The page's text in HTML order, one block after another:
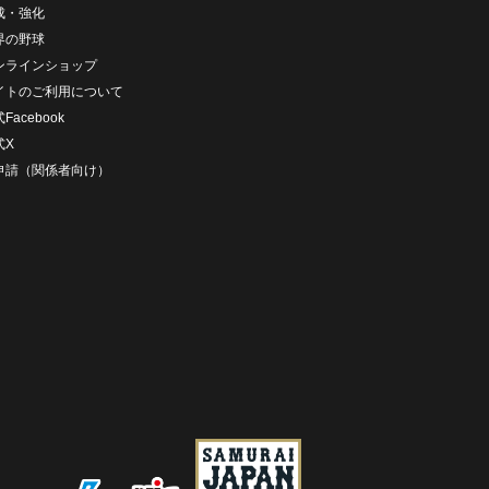
・強化
の野球
ラインショップ
トのご利用について
Facebook
X
請（関係者向け）